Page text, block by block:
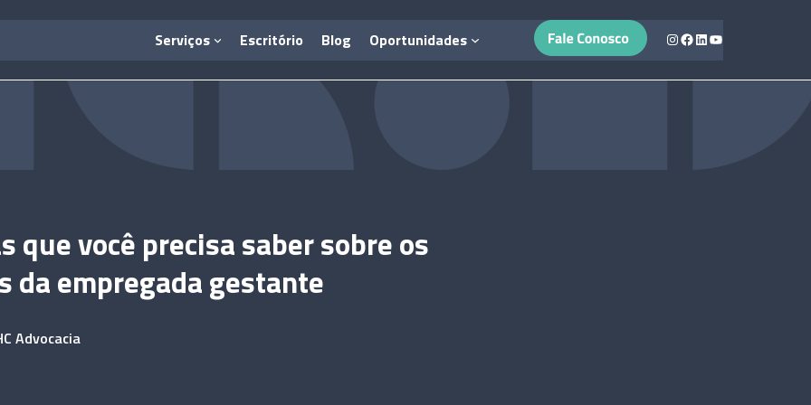
Serviços Escritório Blog Oportunidades Instagram
Facebook
LinkedIn
Youtube
que você precisa saber sobre os
da empregada gestante
Advocacia